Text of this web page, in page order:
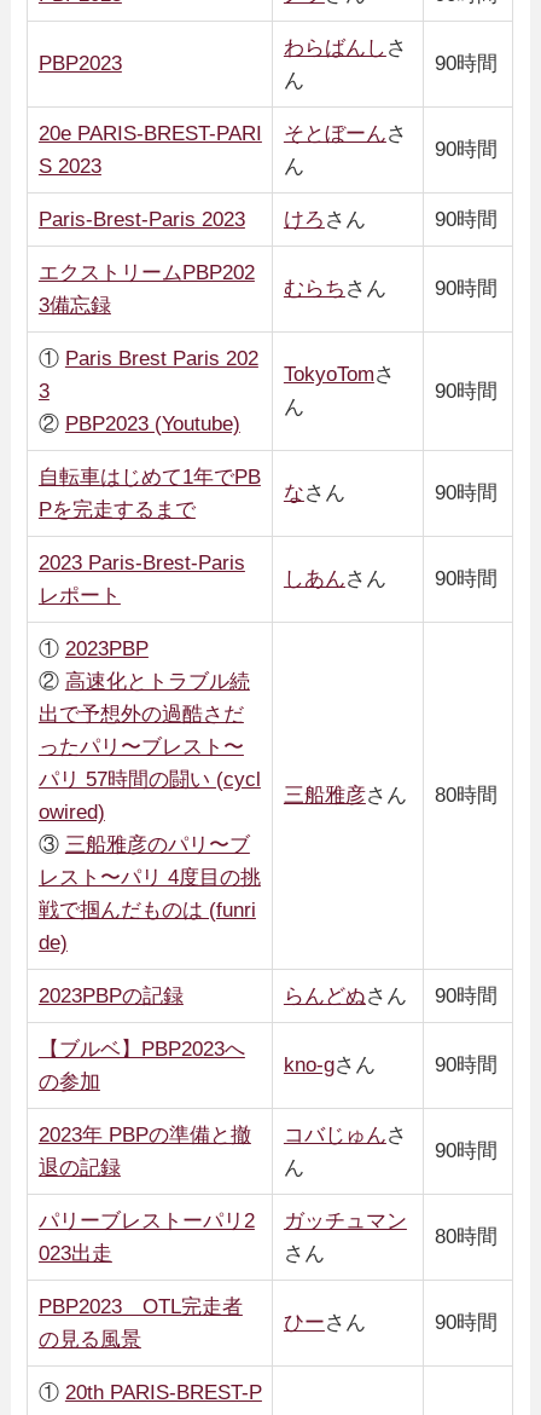
PBP2023
わらばんし さ
ん
90時間
20e PARIS-BREST-PARI
S 2023
そとぼーんさ
ん
90時間
Paris-Brest-Paris 2023 けろ さん 90時間
エクストリームPBP202
3備忘録
むらち さん 90時間
① Paris Brest Paris 202
3
② PBP2023 (Youtube)
TokyoTomさ
ん
90時間
自転車はじめて1年でPB
Pを完走するまで
なさん 90時間
2023 Paris-Brest-Paris
レポート
しあんさん 90時間
① 2023PBP
② 高速化とトラブル続
出で予想外の過酷さだ
ったパリ〜ブレスト〜
パリ 57時間の闘い (cycl
owired)
③ 三船雅彦のパリ〜ブ
レスト〜パリ 4度目の挑
戦で掴んだものは (funri
de)
三船雅彦さん 80時間
2023PBPの記録 らんどぬさん 90時間
【ブルベ】PBP2023へ
の参加
kno-gさん 90時間
2023年 PBPの準備と撤
退の記録
コバじゅんさ
ん
90時間
パリーブレストーパリ2
023出走
ガッチュマン
さん
80時間
PBP2023 OTL完走者
の見る風景
ひーさん 90時間
① 20th PARIS-BREST-P